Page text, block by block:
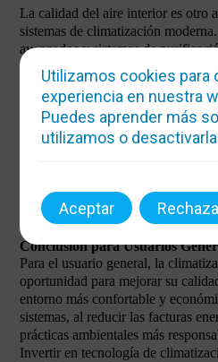
La calidad del aire interior es otro
sistemas de climatización
avanzados y sistemas de
alérgenos y contaminantes,
saludable que favorece el bienestar.
Además, estos sistemas controlan
crecimiento de moho y otros
mala calidad del aire, lo que es
Control de humedad para
Mantenimiento de un ambiente
detalles en nuestrassoluciones
Conclusión para Usuarios
Para el usuario general, la
oportunidad para mejorar su
entorno más confortable y
sistemas, al reducir las facturas
prácticas ambientales más
Invertir en tecnología de
Utilizamos cookies para
experiencia en nuestra
Puedes aprender más
utilizamos o
Aceptar